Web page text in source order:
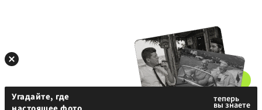
Угадайте, где